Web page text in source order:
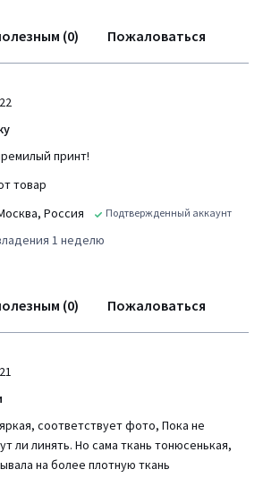
(0) Пожаловаться
принт!
товар
Россия Подтвержденный аккаунт
1 неделю
(0) Пожаловаться
соответствует фото, Пока не
ли линять. Но сама ткань тонюсенькая,
на более плотную ткань